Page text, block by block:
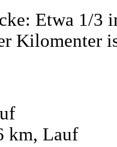
Etwa 1/3
Kilomenter